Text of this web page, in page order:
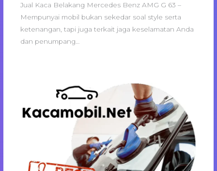
Jual Kaca Belakang Mercedes Benz AMG G 63 –
Mempunyai mobil bukan sekedar soal style serta
ketenangan, tapi juga terkait jaga keselamatan Anda
dan penumpang…